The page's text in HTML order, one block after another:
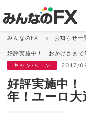
お知ら
みんなのFX お知らせ一
好評実施中！「おかげさまで
キャンペーン 2017/
好評実施中
年！ユーロ大